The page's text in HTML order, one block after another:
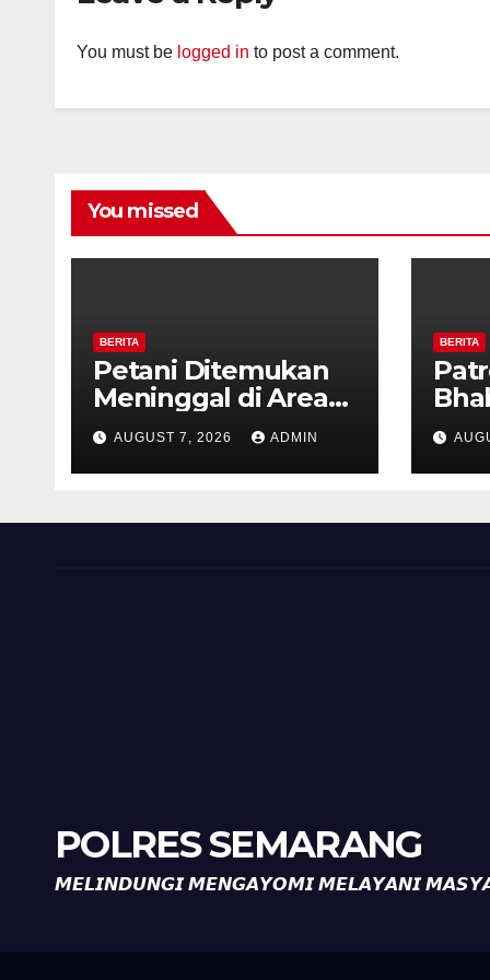
You must be logged in to post a comment.
You missed
BERITA
Petani Ditemukan
Meninggal di Area
Persawahan
Kalibeji, Polisi
Pastikan Tidak Ada
AUGUST 7, 2026 ADMIN
BERITA
dan
POLRES SEMARANG
𝙈𝙀𝙇𝙄𝙉𝘿𝙐𝙉𝙂𝙄 𝙈𝙀𝙉𝙂𝘼𝙔𝙊𝙈𝙄 𝙈𝙀𝙇𝘼𝙔𝘼𝙉𝙄